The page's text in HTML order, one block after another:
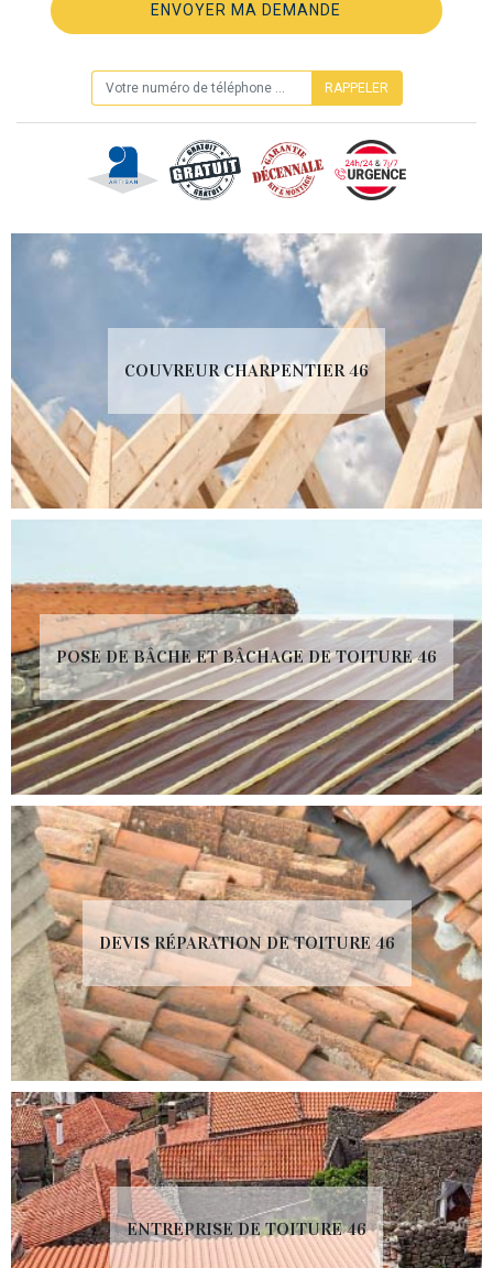
COUVREUR CHARPENTIER 46
POSE DE BÂCHE ET BÂCHAGE DE TOITURE 46
DEVIS RÉPARATION DE TOITURE 46
ENTREPRISE DE TOITURE 46